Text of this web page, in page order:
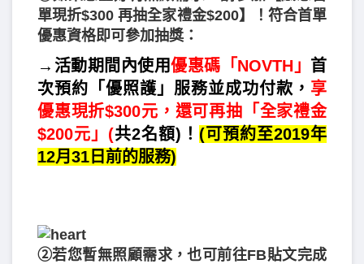
單現折$300 再抽全家禮金$200】！符合首單
優惠資格即可參加抽獎：
→活動期間內使用優惠碼「NOVTH」 首
次預約「優照護」服務並成功付款， 享
優惠現折$300元，還可再抽「全家禮金
$200元」(共2名額)！ (可預約至2019年
12月31日前的服務)
②若您暫無照顧需求，也可前往FB貼文完成